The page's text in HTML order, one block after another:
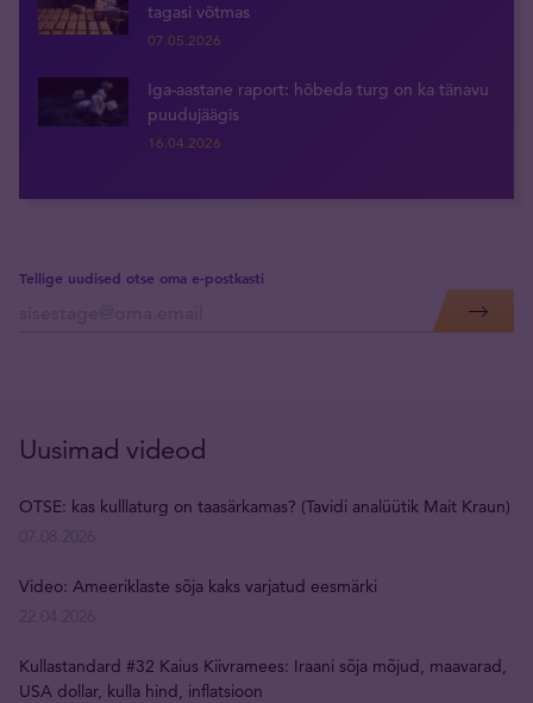
tagasi võtmas
07.05.2026
Iga-aastane raport: hõbeda turg on ka tänavu
puudujäägis
16.04.2026
Tellige uudised otse oma e-postkasti
Uusimad videod
OTSE: kas kulllaturg on taasärkamas? (Tavidi analüütik Mait Kraun)
Video: Ameeriklaste sõja kaks varjatud eesmärki
Kullastandard #32 Kaius Kiivramees: Iraani sõja mõjud, maavarad,
USA dollar, kulla hind, inflatsioon